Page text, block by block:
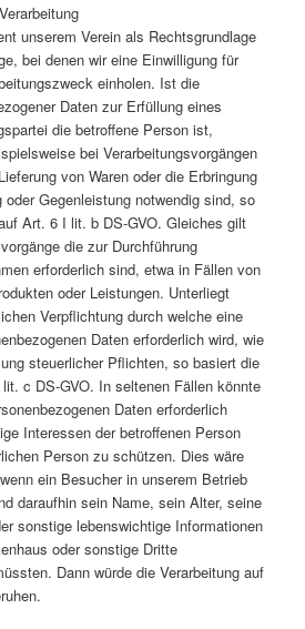
unserem Verein als Rechtsgrundlage
bei denen wir eine Einwilligung für
einholen. Ist die
Daten zur Erfüllung eines
die betroffene Person ist,
bei Verarbeitungsvorgängen
von Waren oder die Erbringung
Gegenleistung notwendig sind, so
Art. 6 I lit. b DS-GVO. Gleiches gilt
die zur Durchführung
erforderlich sind, etwa in Fällen von
oder Leistungen. Unterliegt
Verpflichtung durch welche eine
Daten erforderlich wird, wie
steuerlicher Pflichten, so basiert die
c DS-GVO. In seltenen Fällen könnte
Daten erforderlich
Interessen der betroffenen Person
Person zu schützen. Dies wäre
ein Besucher in unserem Betrieb
daraufhin sein Name, sein Alter, seine
sonstige lebenswichtige Informationen
oder sonstige Dritte
Dann würde die Verarbeitung auf